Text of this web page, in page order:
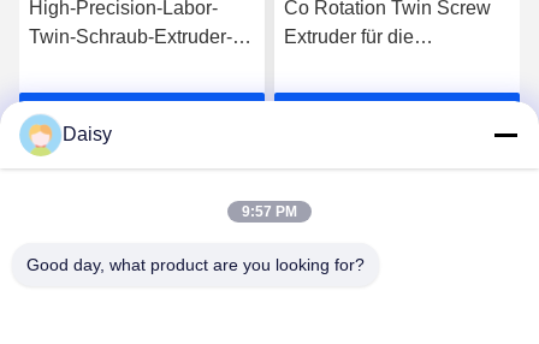
High-Precision-Labor-
Twin-Schraub-Extruder-
Pellet Granulationslinie
Co Rotation Twin Screw
Extruder für die
High Filler Masterbatches
Daisy
9:57 PM
Good day, what product are you looking for?